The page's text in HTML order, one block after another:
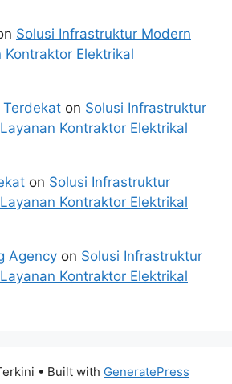
Solusi Infrastruktur Modern
Kontraktor Elektrikal
Terdekat on Solusi Infrastruktur
Kontraktor Elektrikal
on Solusi Infrastruktur
Kontraktor Elektrikal
Agency on Solusi Infrastruktur
Kontraktor Elektrikal
• Built with GeneratePress